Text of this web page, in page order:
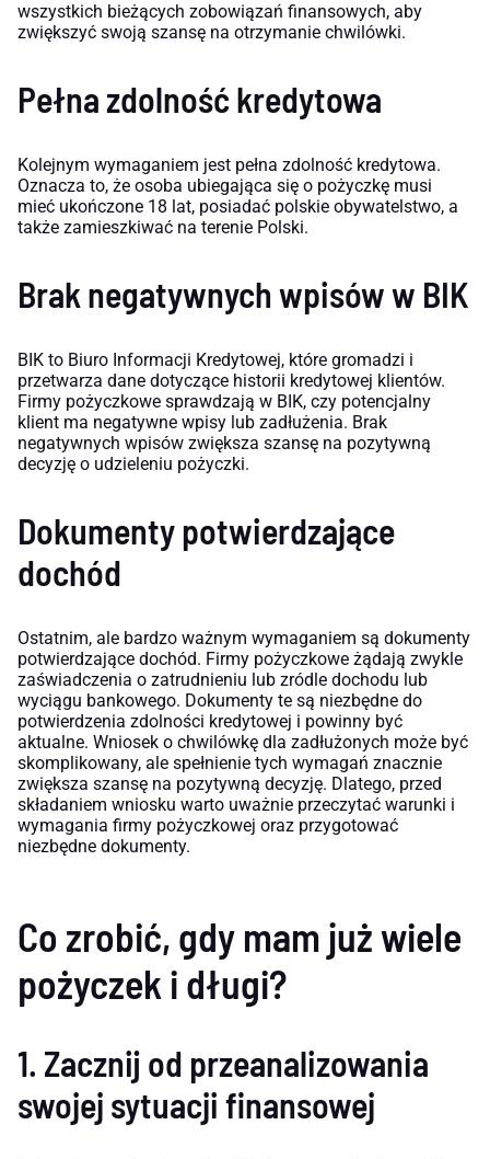
wszystkich bieżących zobowiązań finansowych, aby
zwiększyć swoją szansę na otrzymanie chwilówki.
Pełna zdolność kredytowa
Kolejnym wymaganiem jest pełna zdolność kredytowa.
Oznacza to, że osoba ubiegająca się o pożyczkę musi
mieć ukończone 18 lat, posiadać polskie obywatelstwo, a
także zamieszkiwać na terenie Polski.
Brak negatywnych wpisów w BIK
BIK to Biuro Informacji Kredytowej, które gromadzi i
przetwarza dane dotyczące historii kredytowej klientów.
Firmy pożyczkowe sprawdzają w BIK, czy potencjalny
klient ma negatywne wpisy lub zadłużenia. Brak
negatywnych wpisów zwiększa szansę na pozytywną
decyzję o udzieleniu pożyczki.
Dokumenty potwierdzające
dochód
Ostatnim, ale bardzo ważnym wymaganiem są dokumenty
potwierdzające dochód. Firmy pożyczkowe żądają zwykle
zaświadczenia o zatrudnieniu lub zródle dochodu lub
wyciągu bankowego. Dokumenty te są niezbędne do
potwierdzenia zdolności kredytowej i powinny być
aktualne. Wniosek o chwilówkę dla zadłużonych może być
skomplikowany, ale spełnienie tych wymagań znacznie
zwiększa szansę na pozytywną decyzję. Dlatego, przed
składaniem wniosku warto uważnie przeczytać warunki i
wymagania firmy pożyczkowej oraz przygotować
niezbędne dokumenty.
Co zrobić, gdy mam już wiele
pożyczek i długi?
1. Zacznij od przeanalizowania
swojej sytuacji finansowej